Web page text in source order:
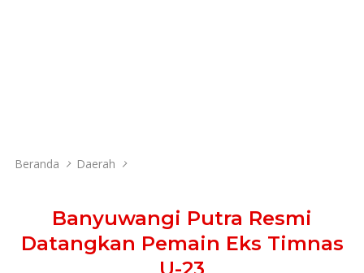
Beranda Daerah
Banyuwangi Putra Resmi
Datangkan Pemain Eks Timnas